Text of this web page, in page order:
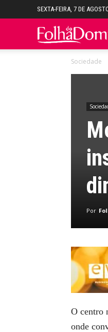
SEXTA-FEIRA, 7 DE
Sociedade
Por
O centro
onde